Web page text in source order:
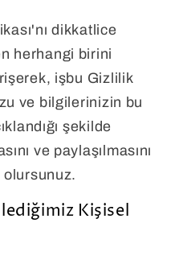
dikkatlice
herhangi birini
işbu Gizlilik
ve bilgilerinizin bu
şekilde
ve paylaşılmasını
olursunuz.
Kişisel